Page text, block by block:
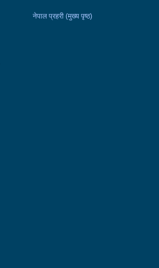
नेपाल प्रहरी (मुख्य पृष्ठ)